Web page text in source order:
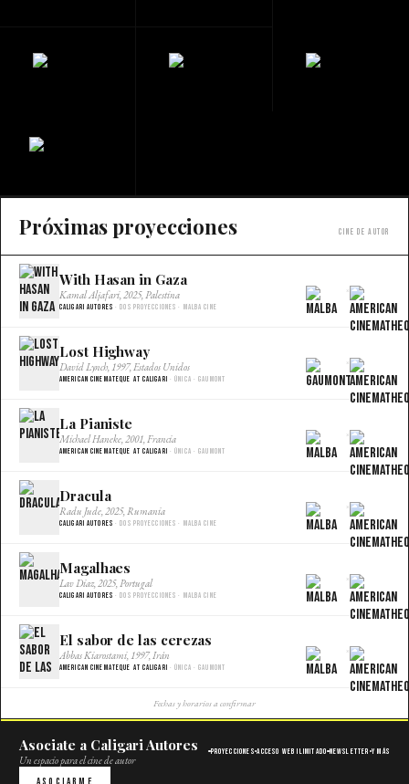
Próximas proyecciones Cine de autor
With Hasan in Gaza
Kamal Aljafari, 2025, Palestina
Caligari Autores · Dos proyecciones · Malba Cine
×
Lost Highway
David Lynch, 1997, Estados Unidos
American Cinemateque at Caligari · Única · Gaumont
×
La Pianiste
Michael Haneke, 2001, Francia
American Cinemateque at Caligari · Única · Gaumont
×
Dracula
Radu Jude, 2025, Rumania
Caligari Autores · Dos proyecciones · Malba Cine
×
Magalhaes
Lav Diaz, 2025, Portugal
Caligari Autores · Dos proyecciones · Malba Cine
×
El sabor de las cerezas
Abbas Kiarostami, 1997, Irán
American Cinemateque at Caligari · Única · Gaumont
×
Fechas y horarios a confirmar
Asociate a Caligari Autores
Un espacio para el cine de autor
Proyecciones Acceso web ilimitado Newsletter Y más